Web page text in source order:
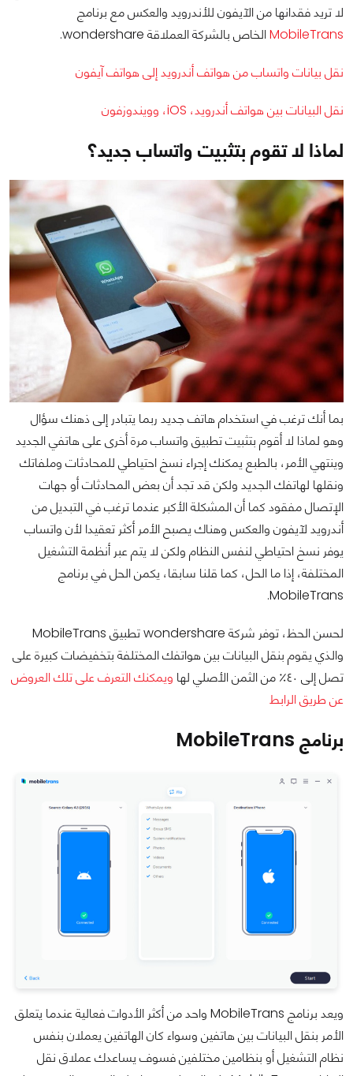
لا تريد فقدانها من الآيفون للأندرويد والعكس مع برنامج
MobileTransالخاص بالشركة العملاقة wondershare.
نقل بيانات واتساب من هواتف أندرويد إلى هواتف آيفون
نقل البيانات بين هواتف أندرويد، iOS، وويندوزفون
لماذا لا تقوم بتثبيت واتساب جديد؟
بما أنك ترغب في استخدام هاتف جديد ربما يتبادر إلى ذهنك سؤال
وهو لماذا لا أقوم بتثبيت تطبيق واتساب مرة أخرى على هاتفي الجديد
وينتهي الأمر، بالطبع يمكنك إجراء نسخ احتياطي للمحادثات وملفاتك
ونقلها لهاتفك الجديد ولكن قد تجد أن بعض المحادثات أو جهات
الإتصال مفقود كما أن المشكلة الأكبر عندما ترغب في التبديل من
أندرويد لآيفون والعكس وهناك يصبح الأمر أكثر تعقيدا لأن واتساب
يوفر نسخ احتياطي لنفس النظام ولكن لا يتم عبر أنظمة التشغيل
المختلفة، إذا ما الحل، كما قلنا سابقا، يكمن الحل في برنامج
MobileTrans.
لحسن الحظ، توفر شركة wondershare تطبيق MobileTrans
والذي يقوم بنقل البيانات بين هواتفك المختلفة بتخفيضات كبيرة على
تصل إلى ٤٠٪؜ من الثمن الأصلي لها
ويمكنك التعرف على تلك العروض
عن طريق الرابط
برنامج MobileTrans
ويعد برنامج MobileTrans واحد من أكثر الأدوات فعالية عندما يتعلق
الأمر بنقل البيانات بين هاتفين وسواء كان الهاتفين يعملان بنفس
نظام التشغيل أو بنظامين مختلفين فسوف يساعدك عملاق نقل